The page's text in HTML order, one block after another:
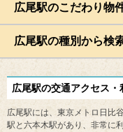
広尾駅周辺の路線か
広尾駅周辺の区から検
広尾駅のこだわり物
広尾駅の種別から検